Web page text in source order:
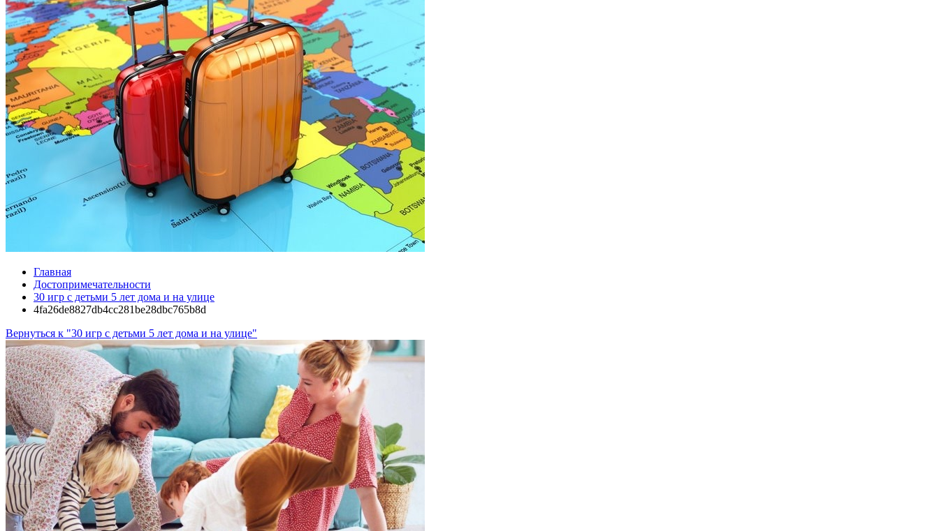
Главная
Достопримечательности
30 игр с детьми 5 лет дома и на улице
4fa26de8827db4cc281be28dbc765b8d
Вернуться к "30 игр с детьми 5 лет дома и на улице"